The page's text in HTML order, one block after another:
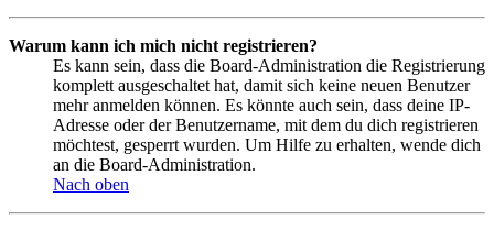
Warum kann ich mich nicht registrieren?
Es kann sein, dass die Board-Administration die Registrierung
komplett ausgeschaltet hat, damit sich keine neuen Benutzer
mehr anmelden können. Es könnte auch sein, dass deine IP-
Adresse oder der Benutzername, mit dem du dich registrieren
möchtest, gesperrt wurden. Um Hilfe zu erhalten, wende dich
an die Board-Administration.
Nach oben